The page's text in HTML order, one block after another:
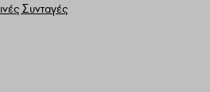
Συνταγές